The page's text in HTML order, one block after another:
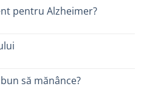
pentru Alzheimer?
să mănânce?